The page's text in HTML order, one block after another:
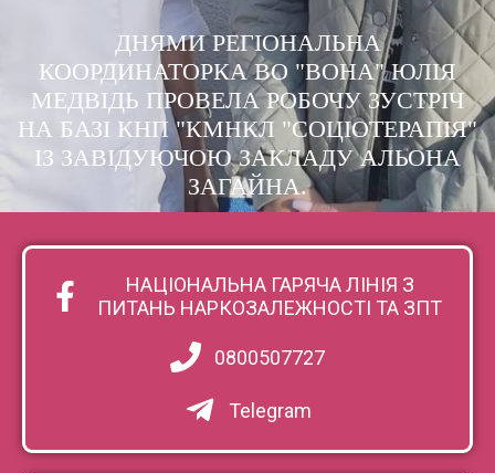
ДНЯМИ РЕГІОНАЛЬНА
КООРДИНАТОРКА ВО "ВОНА" ЮЛІЯ
МЕДВІДЬ ПРОВЕЛА РОБОЧУ ЗУСТРІЧ
НА БАЗІ КНП "КМНКЛ "СОЦІОТЕРАПІЯ"
ІЗ ЗАВІДУЮЧОЮ ЗАКЛАДУ АЛЬОНА
ЗАГАЙНА.
НАЦІОНАЛЬНА ГАРЯЧА ЛІНІЯ З
ПИТАНЬ НАРКОЗАЛЕЖНОСТІ ТА ЗПТ
0800507727
Telegram